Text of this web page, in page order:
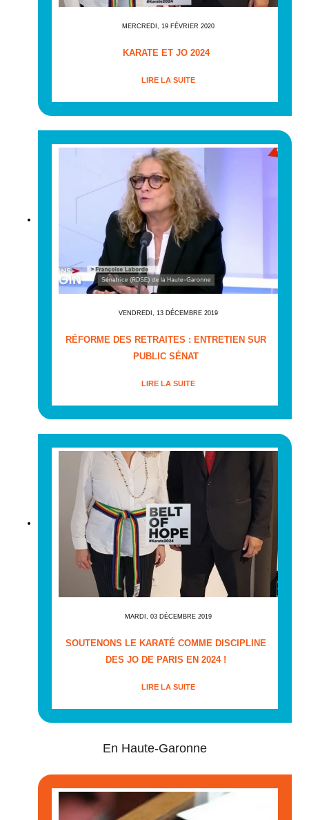
MERCREDI, 19 FÉVRIER 2020
KARATE ET JO 2024
LIRE LA SUITE
VENDREDI, 13 DÉCEMBRE 2019
RÉFORME DES RETRAITES : ENTRETIEN SUR
PUBLIC SÉNAT
LIRE LA SUITE
MARDI, 03 DÉCEMBRE 2019
SOUTENONS LE KARATÉ COMME DISCIPLINE
DES JO DE PARIS EN 2024 !
LIRE LA SUITE
En Haute-Garonne